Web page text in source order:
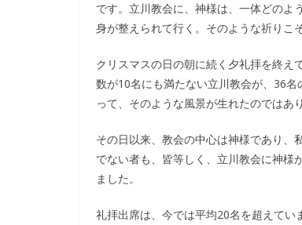
です。立川教会に、神様は、一体どのよ
身が整えられて行く。そのような祈りこ
クリスマスの日の朝に続く夕礼拝を終え
数が10名にも満たない立川教会が、36
って、そのような風景が生れたのではあ
その日以来、教会の中心は神様であり、
でない者も、皆等しく、立川教会に神様
ました。
礼拝出席は、今では平均20名を超えて